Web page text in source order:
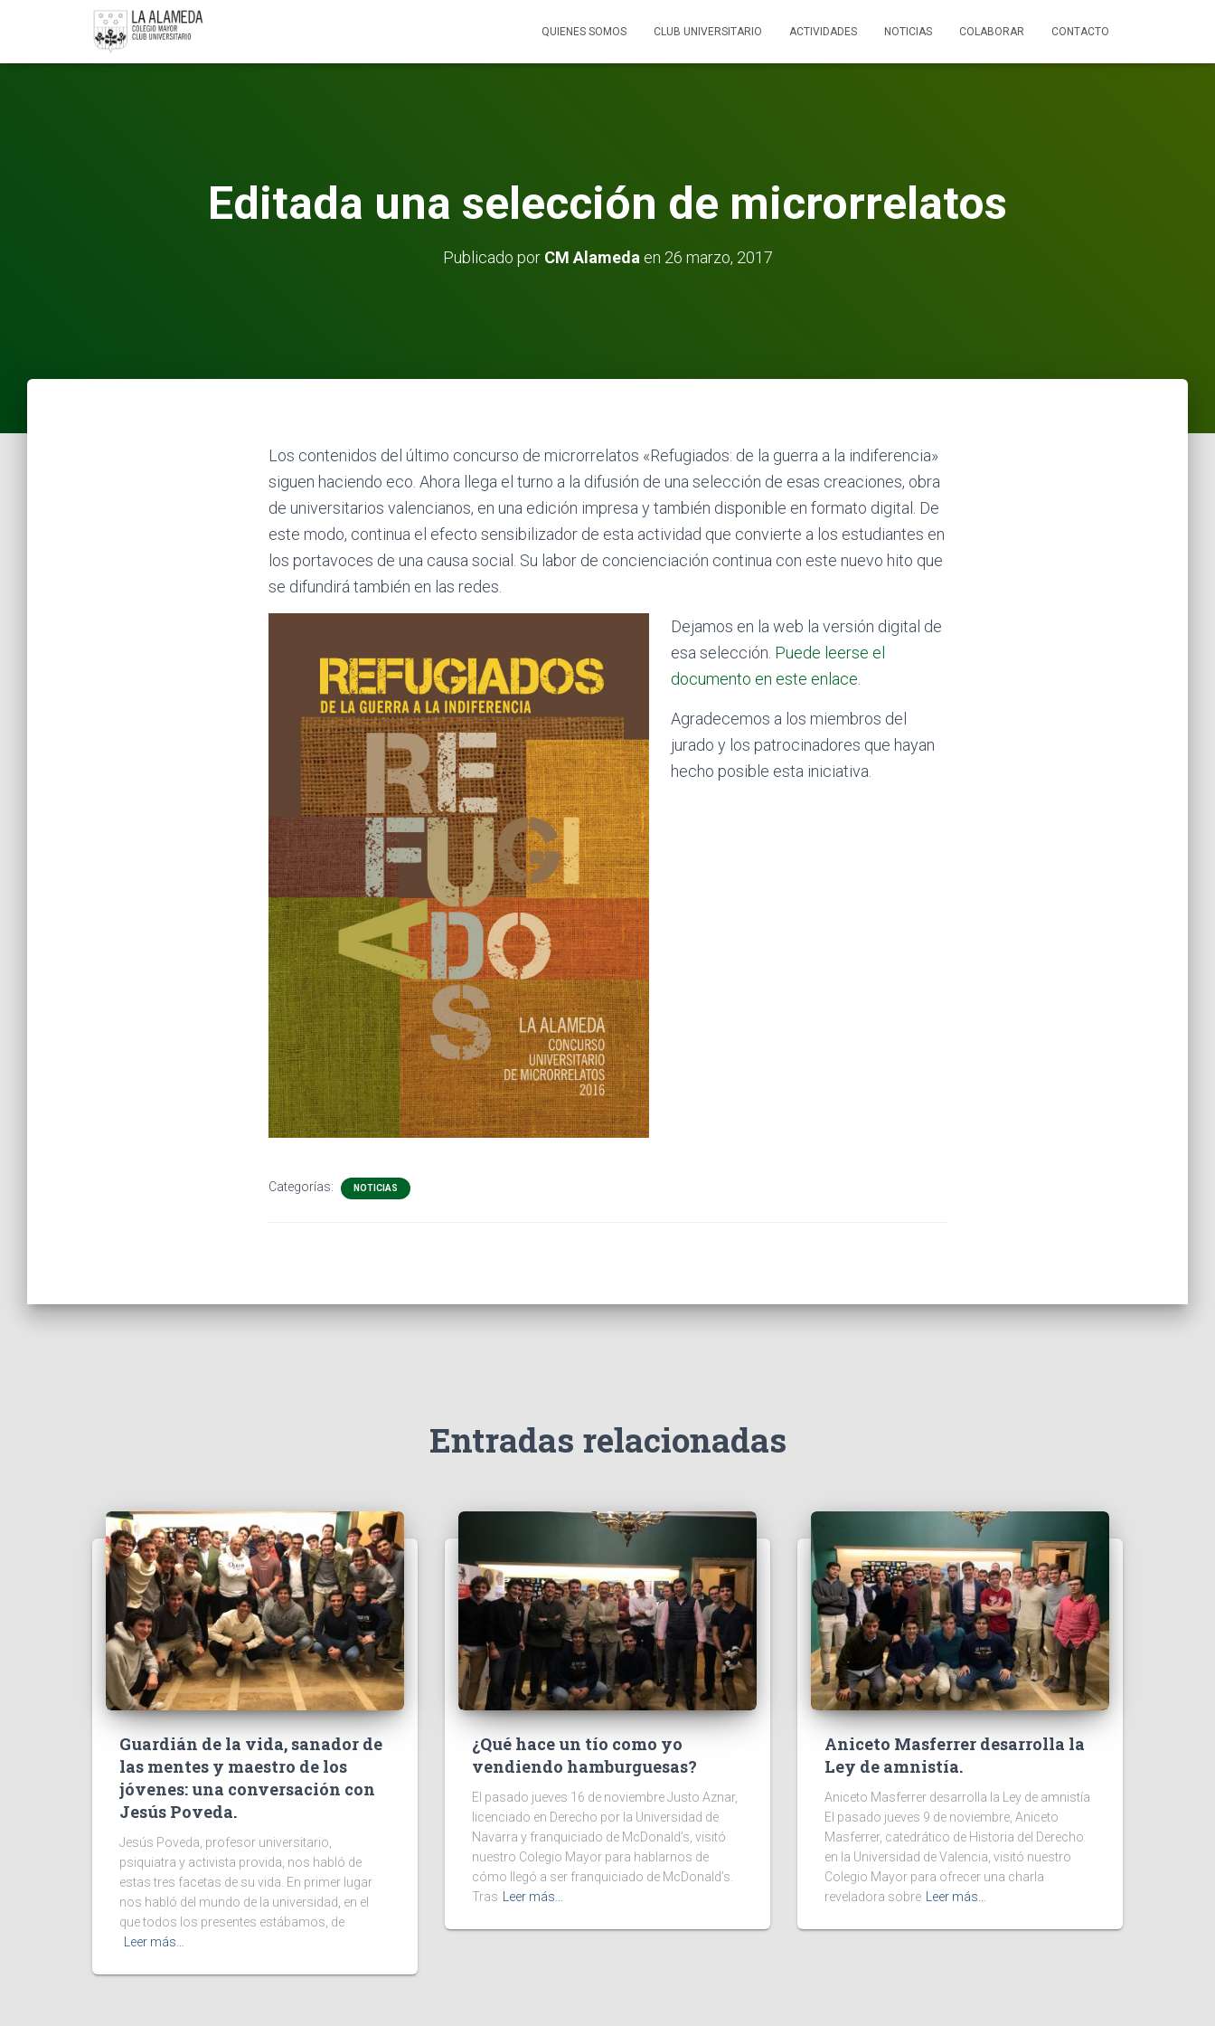
QUIENES SOMOS CLUB UNIVERSITARIO ACTIVIDADES NOTICIAS COLABORAR CONTACTO
Editada una selección de microrrelatos
Publicado por CM Alameda en 26 marzo, 2017
Los contenidos del último concurso de microrrelatos «Refugiados: de la guerra a la indiferencia»
siguen haciendo eco. Ahora llega el turno a la difusión de una selección de esas creaciones, obra
de universitarios valencianos, en una edición impresa y también disponible en formato digital. De
este modo, continua el efecto sensibilizador de esta actividad que convierte a los estudiantes en
los portavoces de una causa social. Su labor de concienciación continua con este nuevo hito que
se difundirá también en las redes.
Dejamos en la web la versión digital de
esa selección. Puede leerse el
documento en este enlace.
Agradecemos a los miembros del
jurado y los patrocinadores que hayan
hecho posible esta iniciativa.
Categorías: NOTICIAS
Entradas relacionadas
Guardián de la vida, sanador de
las mentes y maestro de los
jóvenes: una conversación con
Jesús Poveda.
Jesús Poveda, profesor universitario,
psiquiatra y activista provida, nos habló de
estas tres facetas de su vida. En primer lugar
nos habló del mundo de la universidad, en el
que todos los presentes estábamos, de
Leer más…
¿Qué hace un tío como yo
vendiendo hamburguesas?
El pasado jueves 16 de noviembre Justo Aznar,
licenciado en Derecho por la Universidad de
Navarra y franquiciado de McDonald’s, visitó
nuestro Colegio Mayor para hablarnos de
cómo llegó a ser franquiciado de McDonald’s.
Tras
Leer más…
Aniceto Masferrer desarrolla la
Ley de amnistía.
Aniceto Masferrer desarrolla la Ley de amnistía
El pasado jueves 9 de noviembre, Aniceto
Masferrer, catedrático de Historia del Derecho
en la Universidad de Valencia, visitó nuestro
Colegio Mayor para ofrecer una charla
reveladora sobre
Leer más…